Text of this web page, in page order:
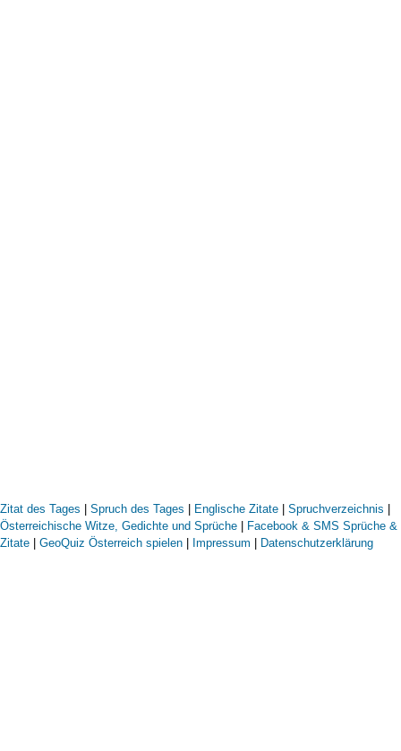
Zitat des Tages | Spruch des Tages | Englische Zitate | Spruchverzeichnis |
Österreichische Witze, Gedichte und Sprüche | Facebook & SMS Sprüche &
Zitate | GeoQuiz Österreich spielen | Impressum | Datenschutzerklärung